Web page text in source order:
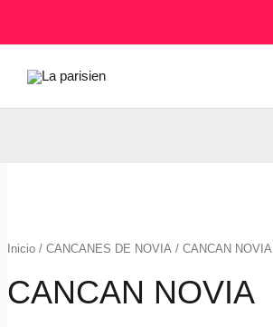
Inicio/ CANCANES DE NOVIA/ CANCAN NOVIA
CANCAN NOVIA